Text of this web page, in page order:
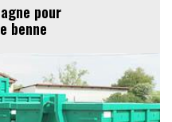
pour
benne